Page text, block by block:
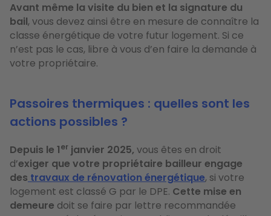
Avant même la visite du bien et la signature du
bail, vous devez ainsi être en mesure de connaître la
classe énergétique de votre futur logement. Si ce
n’est pas le cas, libre à vous d’en faire la demande à
votre propriétaire.
Passoires thermiques : quelles sont les
actions possibles ?
Depuis le 1er janvier 2025, vous êtes en droit
d’exiger que votre propriétaire bailleur engage
des travaux de rénovation énergétique, si votre
logement est classé G par le DPE. Cette mise en
demeure doit se faire par lettre recommandée